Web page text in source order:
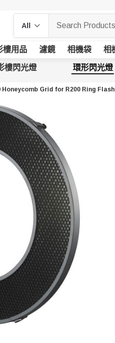
樓用品 濾鏡 相機袋 相
樓閃光燈 環形閃光燈
Honeycomb Grid for R200 Ring